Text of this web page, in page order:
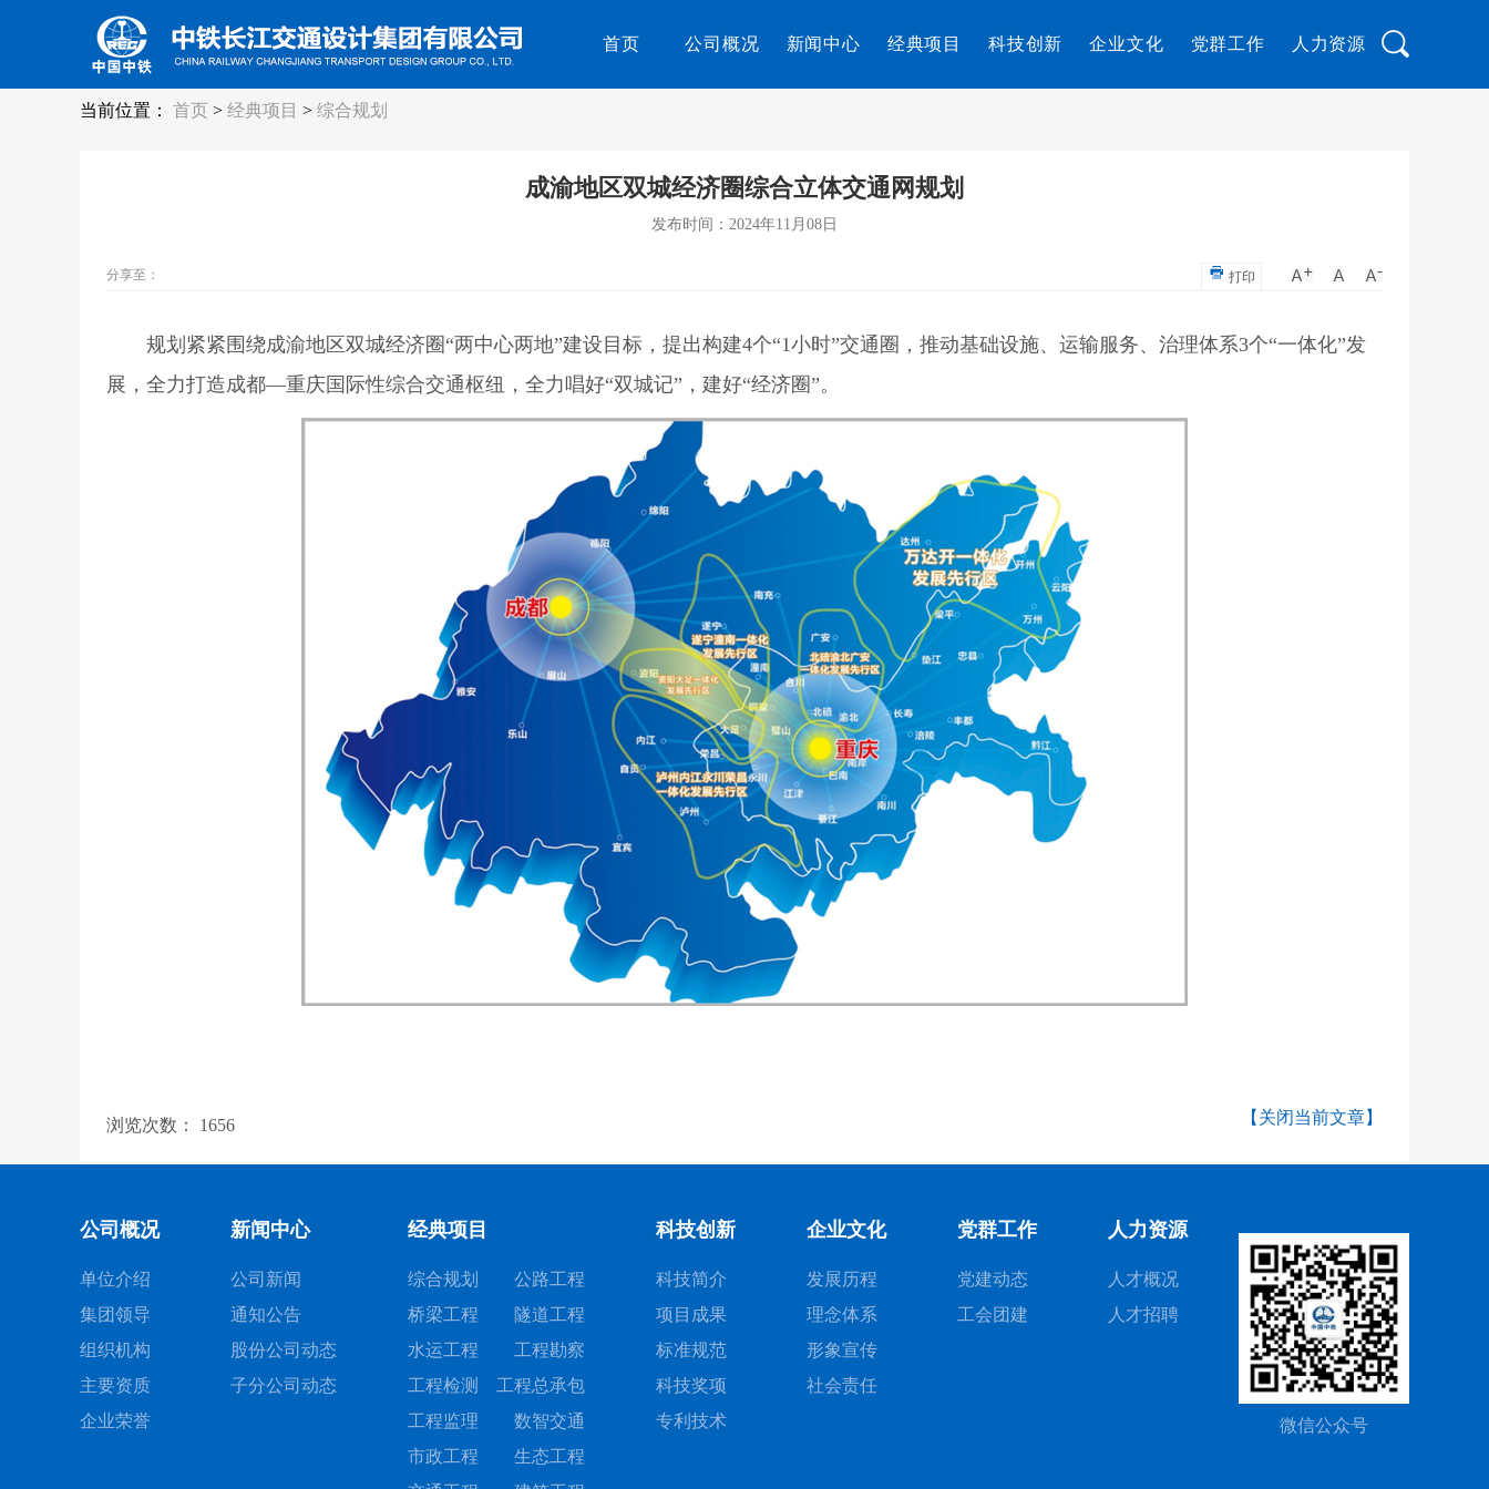
首页 公司概况 新闻中心 经典项目 科技创新 企业文化 党群工作 人力资源
当前位置： 首页 > 经典项目 > 综合规划
成渝地区双城经济圈综合立体交通网规划
发布时间：2024年11月08日
分享至： 打印
规划紧紧围绕成渝地区双城经济圈“两中心两地”建设目标，提出构建4个“1小时”交通圈，推动基础设施、运输服务、治理体系3个“一体化”发
展，全力打造成都—重庆国际性综合交通枢纽，全力唱好“双城记”，建好“经济圈”。
浏览次数： 1656 【关闭当前文章】
公司概况
单位介绍
集团领导
组织机构
主要资质
企业荣誉
新闻中心
公司新闻
通知公告
股份公司动态
子分公司动态
经典项目
综合规划
公路工程
桥梁工程
隧道工程
水运工程
工程勘察
工程检测
工程总承包
工程监理
数智交通
市政工程
生态工程
科技创新
科技简介
项目成果
标准规范
科技奖项
专利技术
企业文化
发展历程
理念体系
形象宣传
社会责任
党群工作
党建动态
工会团建
人力资源
人才概况
人才招聘
微信公众号